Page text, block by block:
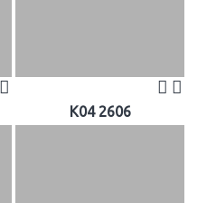
K04 2606